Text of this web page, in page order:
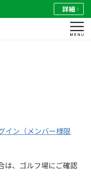
詳細
イン（メンバー様限
は、ゴルフ場にご確認